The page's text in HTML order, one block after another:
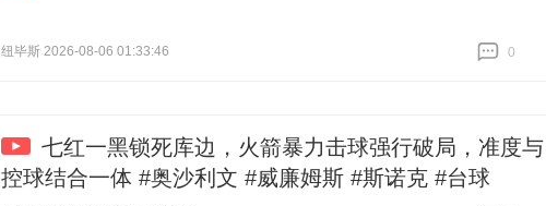
纽毕斯 2026-08-06 01:33:46
0
七红一黑锁死库边，火箭暴力击球强行破局，准度与
控球结合一体 #奥沙利文 #威廉姆斯 #斯诺克 #台球